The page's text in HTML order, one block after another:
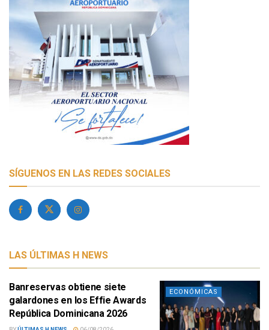
SÍGUENOS EN LAS REDES SOCIALES
LAS ÚLTIMAS H NEWS
ECONÓMICAS
Banreservas obtiene siete
galardones en los Effie Awards
República Dominicana 2026